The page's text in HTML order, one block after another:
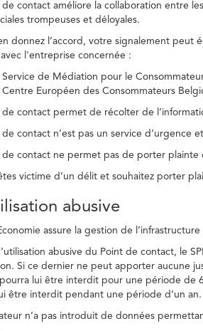
de contact améliore la collaboration entre
trompeuses et déloyales.
donnez l’accord, votre signalement
l'entreprise concernée :
Service de Médiation pour le
Centre Européen des Consommateurs
de contact permet de récolter de
de contact n’est pas un service d’urgence
de contact ne permet pas de porter
victime d’un délit et souhaitez porter
abusive
assure la gestion de
abusive du Point de contact, le
Si ce dernier ne peut apporter aucune
lui être interdit pour une période de 6
être interdit pendant une période d’un an.
n’a pas introduit de données